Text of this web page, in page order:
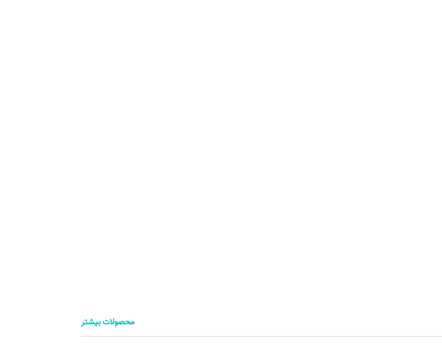
محصولات بیشتر